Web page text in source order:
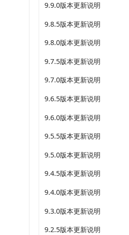
9.9.0版本更新说明
9.8.5版本更新说明
9.8.0版本更新说明
9.7.5版本更新说明
9.7.0版本更新说明
9.6.5版本更新说明
9.6.0版本更新说明
9.5.5版本更新说明
9.5.0版本更新说明
9.4.5版本更新说明
9.4.0版本更新说明
9.3.0版本更新说明
9.2.5版本更新说明